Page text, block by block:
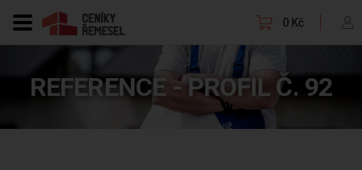
0 Kč
REFERENCE - PROFIL Č. 92